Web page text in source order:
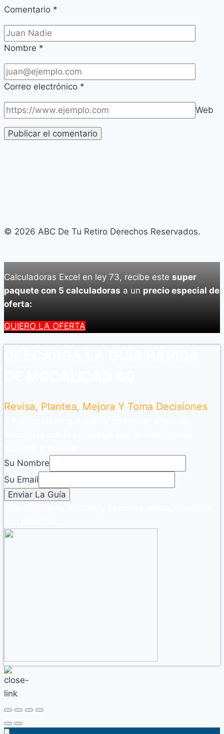
Comentario *
Nombre *
Correo electrónico *
Web
© 2026 ABC De Tu Retiro Derechos Reservados.
Calculadoras Excel en ley 73, recibe este super
paquete con 5 calculadoras a un precio especial de
oferta:
QUIERO LA OFERTA
Revisa, Plantea, Mejora Y Toma Decisiones
Su Nombre
Su Email